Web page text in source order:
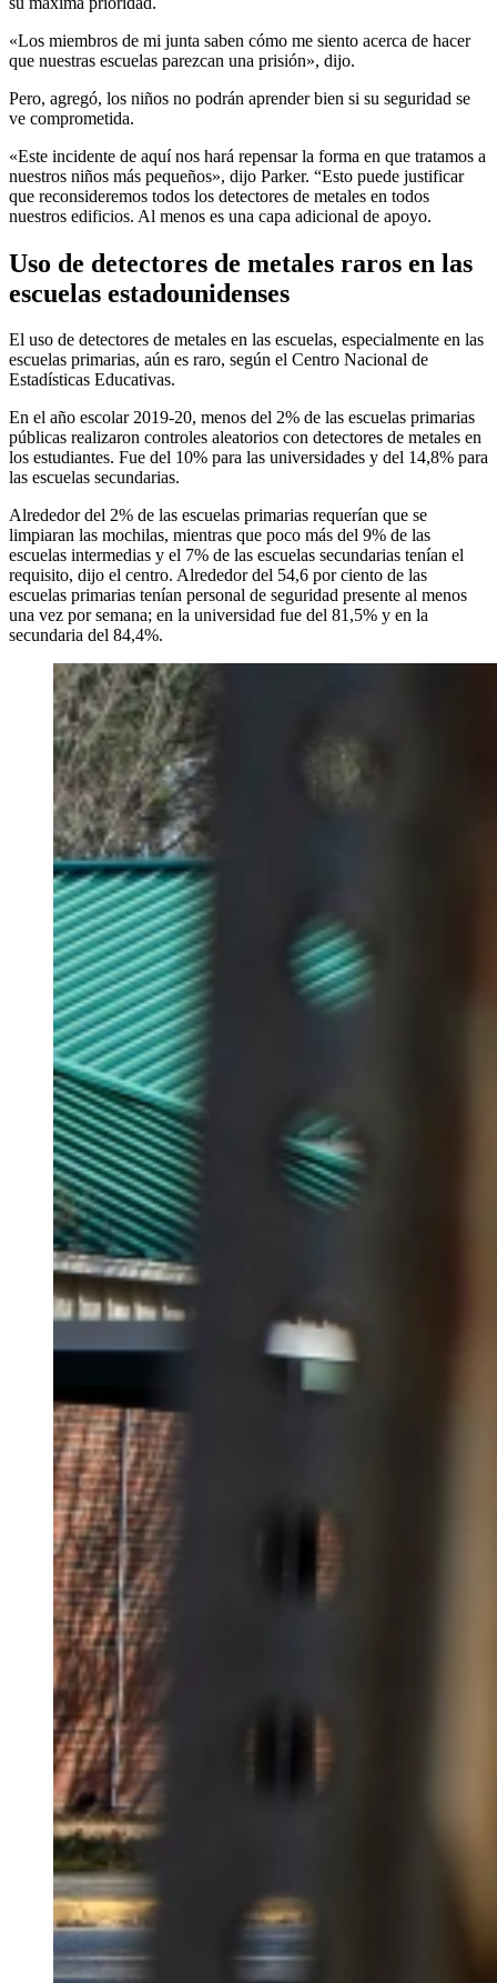
«Los miembros de mi junta saben cómo me siento acerca de hacer
que nuestras escuelas parezcan una prisión», dijo.
Pero, agregó, los niños no podrán aprender bien si su seguridad se
ve comprometida.
«Este incidente de aquí nos hará repensar la forma en que tratamos a
nuestros niños más pequeños», dijo Parker. “Esto puede justificar
que reconsideremos todos los detectores de metales en todos
nuestros edificios. Al menos es una capa adicional de apoyo.
Uso de detectores de metales raros en las
escuelas estadounidenses
El uso de detectores de metales en las escuelas, especialmente en las
escuelas primarias, aún es raro, según el Centro Nacional de
Estadísticas Educativas.
En el año escolar 2019-20, menos del 2% de las escuelas primarias
públicas realizaron controles aleatorios con detectores de metales en
los estudiantes. Fue del 10% para las universidades y del 14,8% para
las escuelas secundarias.
Alrededor del 2% de las escuelas primarias requerían que se
limpiaran las mochilas, mientras que poco más del 9% de las
escuelas intermedias y el 7% de las escuelas secundarias tenían el
requisito, dijo el centro. Alrededor del 54,6 por ciento de las
escuelas primarias tenían personal de seguridad presente al menos
una vez por semana; en la universidad fue del 81,5% y en la
secundaria del 84,4%.